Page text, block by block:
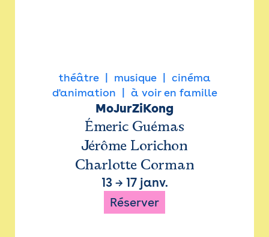
théâtre musique
cinéma
d'animation
à voir en famille
MoJurZiKong
Émeric Guémas
Jérôme Lorichon
Charlotte Corman
13→ 17 janv.
Réserver